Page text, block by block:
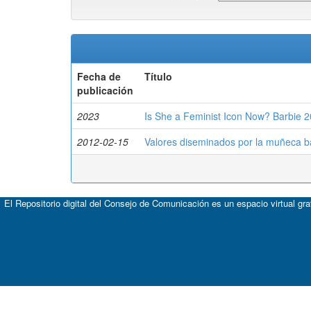
Fecha de
publicación
Título
2023 Is She a Feminist Icon Now? Barbie
2012-02-15
Valores diseminados por la muñeca
El Repositorio digital del Consejo de Comunicación es un espacio virtual